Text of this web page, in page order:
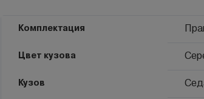
Комплектация
Цвет кузова
Кузов